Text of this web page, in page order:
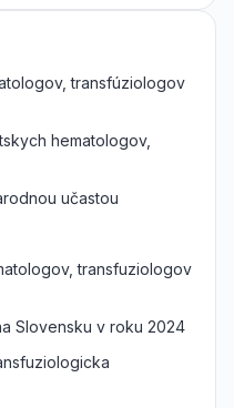
transfúziologov
hematologov,
učastou
transfuziologov
Slovensku v roku 2024